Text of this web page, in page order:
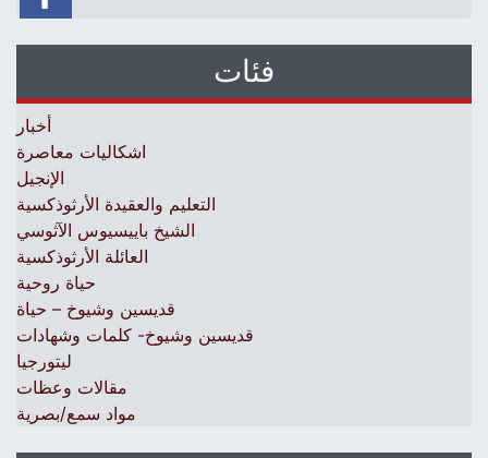
فئات
أخبار
اشكاليات معاصرة
الإنجيل
التعليم والعقيدة الأرثوذكسية
الشيخ باييسيوس الآثوسي
العائلة الأرثوذكسية
حياة روحية
قديسين وشيوخ – حياة
قديسين وشيوخ- كلمات وشهادات
ليتورجيا
مقالات وعظات
مواد سمع/بصرية